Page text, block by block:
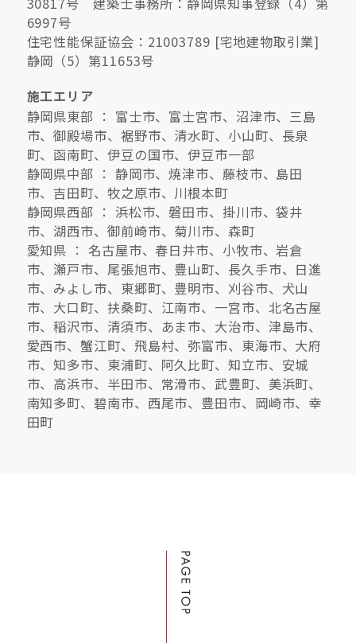
6997号
住宅性能保証協会：21003789 [宅地建物取引業]
静岡（5）第11653号
施工エリア
静岡県東部 ： 富士市、富士宮市、沼津市、三島
市、御殿場市、裾野市、清水町、小山町、長泉
町、函南町、伊豆の国市、伊豆市一部
静岡県中部 ： 静岡市、焼津市、藤枝市、島田
市、吉田町、牧之原市、川根本町
静岡県西部 ： 浜松市、磐田市、掛川市、袋井
市、湖西市、御前崎市、菊川市、森町
愛知県 ： 名古屋市、春日井市、小牧市、岩倉
市、瀬戸市、尾張旭市、豊山町、長久手市、日進
市、みよし市、東郷町、豊明市、刈谷市、犬山
市、大口町、扶桑町、江南市、一宮市、北名古屋
市、稲沢市、清須市、あま市、大治市、津島市、
愛西市、蟹江町、飛島村、弥富市、東海市、大府
市、知多市、東浦町、阿久比町、知立市、安城
市、高浜市、半田市、常滑市、武豊町、美浜町、
南知多町、碧南市、西尾市、豊田市、岡崎市、幸
田町